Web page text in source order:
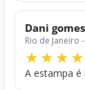
Dani
Rio de Janeiro -
A estampa